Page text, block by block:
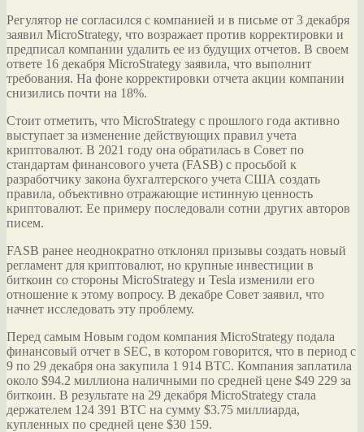
Регулятор не согласился с компанией и в письме от 3 декабря
заявил MicroStrategy, что возражает против корректировки и
предписал компании удалить ее из будущих отчетов. В своем
ответе 16 декабря MicroStrategy заявила, что выполнит
требования. На фоне корректировки отчета акции компании
снизились почти на 18%.
Стоит отметить, что MicroStrategy с прошлого года активно
выступает за изменение действующих правил учета
криптовалют. В 2021 году она обратилась в Совет по
стандартам финансового учета (FASB) с просьбой к
разработчику закона бухгалтерского учета США создать
правила, объективно отражающие истинную ценность
криптовалют. Ее примеру последовали сотни других авторов
писем.
FASB ранее неоднократно отклонял призывы создать новый
регламент для криптовалют, но крупные инвестиции в
биткоин со стороны MicroStrategy и Tesla изменили его
отношение к этому вопросу. В декабре Совет заявил, что
начнет исследовать эту проблему.
Перед самым Новым годом компания MicroStrategy подала
финансовый отчет в SEC, в котором говорится, что в период с
9 по 29 декабря она закупила 1 914 BTC. Компания заплатила
около $94.2 миллиона наличными по средней цене $49 229 за
биткоин. В результате на 29 декабря MicroStrategy стала
держателем 124 391 BTC на сумму $3.75 миллиарда,
купленных по средней цене $30 159.